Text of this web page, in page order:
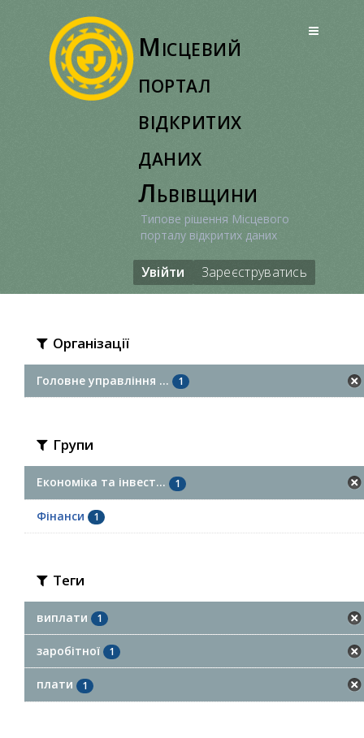
Місцевий
портал
відкритих
даних
Львівщини
Типове рішення Місцевого
порталу відкритих даних
Увійти Зареєструватись
Організації
Головне управління ... 1
Групи
Економіка та інвест... 1
Фінанси 1
Теги
виплати 1
заробітної 1
плати 1